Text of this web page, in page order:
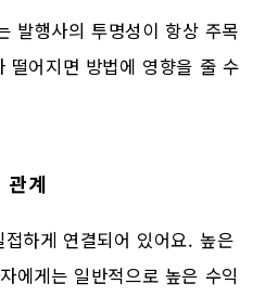
발행사의 투명성이 항상 주목
떨어지면 방법에 영향을 줄 수
관계
하게 연결되어 있어요. 높은
에게는 일반적으로 높은 수익